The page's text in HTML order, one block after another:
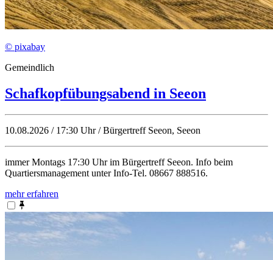
© pixabay
Gemeindlich
Schafkopfübungsabend in Seeon
10.08.2026 / 17:30 Uhr / Bürgertreff Seeon, Seeon
immer Montags 17:30 Uhr im Bürgertreff Seeon. Info beim
Quartiersmanagement unter Info-Tel. 08667 888516.
mehr erfahren